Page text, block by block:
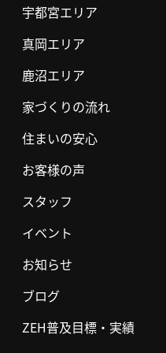
宇都宮エリア
真岡エリア
鹿沼エリア
家づくりの流れ
住まいの安心
お客様の声
スタッフ
イベント
お知らせ
ブログ
ZEH普及目標・実績